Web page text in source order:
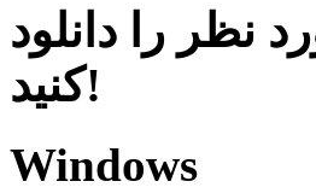
نظر را دانلود
کنید!
Windows